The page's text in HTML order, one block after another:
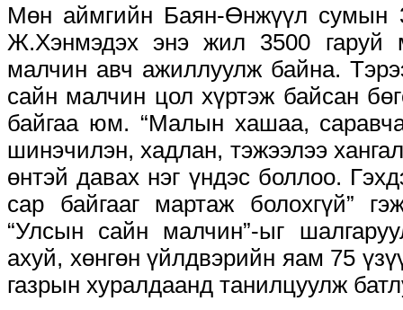
Мөн аймгийн Баян-Өнжүүл сумын
Ж.Хэнмэдэх энэ жил 3500 гаруй
малчин авч ажиллуулж байна.
сайн малчин цол хүртэж байсан
байгаа юм. “Малын хашаа,
шинэчилэн, хадлан, тэжээлээ
өнтэй давах нэг үндэс боллоо.
сар байгааг мартаж болохгүй”
“Улсын сайн малчин”-ыг
ахуй, хөнгөн үйлдвэрийн яам 75
газрын хуралдаанд танилцуулж